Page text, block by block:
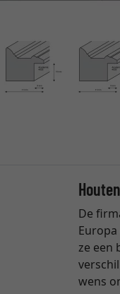
De
ze een
wens